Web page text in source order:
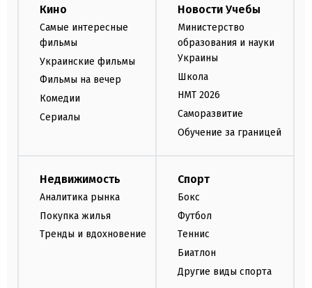
Кино
Самые интересные
фильмы
Украинские фильмы
Фильмы на вечер
Комедии
Сериалы
Новости Учебы
Министерство
образования и науки
Украины
Школа
НМТ 2026
Саморазвитие
Обучение за границей
Недвижимость
Аналитика рынка
Покупка жилья
Тренды и вдохновение
Спорт
Бокс
Футбол
Теннис
Биатлон
Другие виды спорта